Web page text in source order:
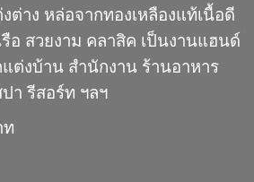
าง หล่อจากทองเหลืองแท้เนื้อดี
อ สวยงาม คลาสิค เป็นงานแฮนด์
แต่งบ้าน สำนักงาน ร้านอาหาร
า รีสอร์ท ฯลฯ